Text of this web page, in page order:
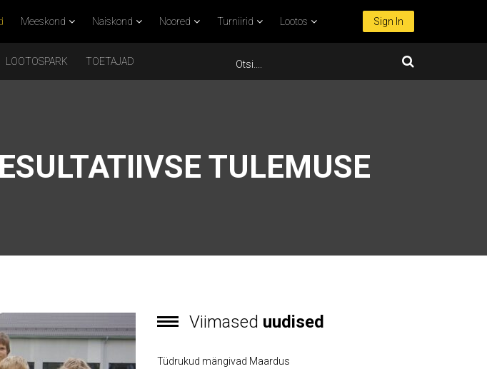
Meeskond Naiskond Noored Turniirid Lootos Sign In
LOOTOSPARK TOETAJAD
TULEMUSE
Viimased uudised
Tüdrukud mängivad Maardus